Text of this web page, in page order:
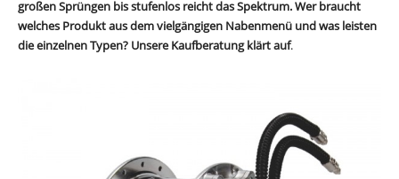
großen Sprüngen bis stufenlos reicht das Spektrum. Wer braucht
welches Produkt aus dem vielgängigen Nabenmenü und was leisten
die einzelnen Typen? Unsere Kaufberatung klärt auf.